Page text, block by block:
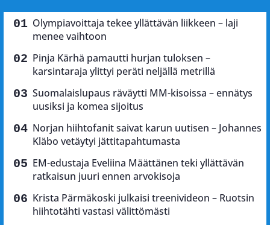
Olympiavoittaja tekee yllättävän liikkeen – laji
menee vaihtoon
Pinja Kärhä pamautti hurjan tuloksen –
karsintaraja ylittyi peräti neljällä metrillä
Suomalaislupaus räväytti MM-kisoissa – ennätys
uusiksi ja komea sijoitus
Norjan hiihtofanit saivat karun uutisen – Johannes
Kläbo vetäytyi jättitapahtumasta
EM-edustaja Eveliina Määttänen teki yllättävän
ratkaisun juuri ennen arvokisoja
Krista Pärmäkoski julkaisi treenivideon – Ruotsin
hiihtotähti vastasi välittömästi